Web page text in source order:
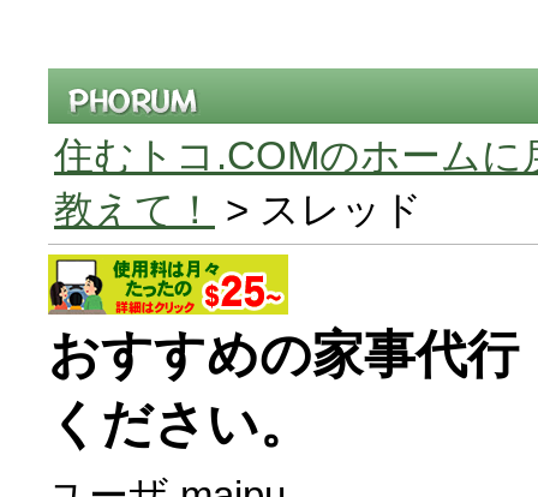
住むトコ.COMのホームに
教えて！
> スレッド
おすすめの家事代
ください。